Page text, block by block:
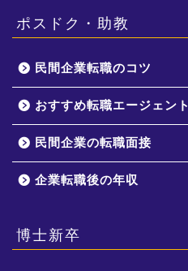
ポスドク・助教
民間企業転職のコツ
おすすめ転職エージェント
民間企業の転職面接
企業転職後の年収
博士新卒